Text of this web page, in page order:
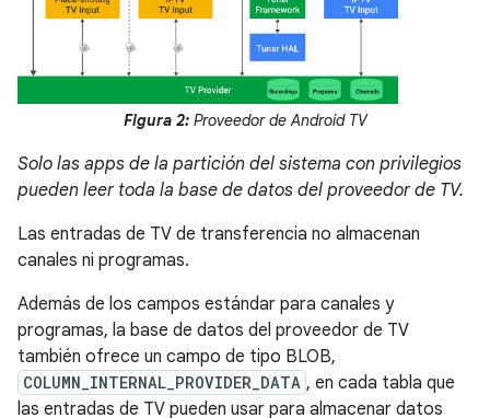
Figura 2:Proveedor de Android TV
Solo las apps de la partición del sistema con privilegios
pueden leer toda la base de datos del proveedor de TV.
Las entradas de TV de transferencia no almacenan
canales ni programas.
Además de los campos estándar para canales y
programas, la base de datos del proveedor de TV
también ofrece un campo de tipo BLOB,
COLUMN_INTERNAL_PROVIDER_DATA , en cada tabla que
las entradas de TV pueden usar para almacenar datos